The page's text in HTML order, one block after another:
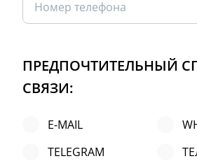
ПРЕДПОЧТИТЕЛЬНЫЙ
СВЯЗИ:
E-MAIL
TELEGRAM